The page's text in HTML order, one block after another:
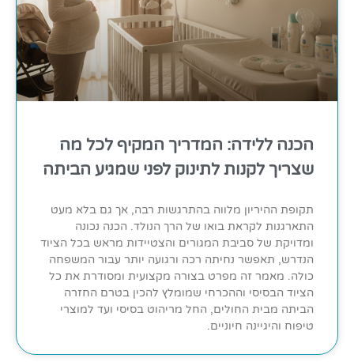
הכנה ללידה: המדריך המקיף לכל מה
שצריך לקנות לתינוק לפני שמגיע הביתה
תקופת ההיריון מלווה בהתרגשות רבה, אך גם בלא מעט
התארגנות לקראת בואו של הרך הנולד. הכנה נכונה
ומדויקת של סביבת המגורים והצטיידות מראש בכל הציוד
הנדרש, תאפשר נחיתה רכה ורגועה יותר עבור המשפחה
כולה. מאמר זה מפרט בצורה מקצועית ומסודרת את כל
הציוד הבסיסי וההכרחי שמומלץ להכין בטרם החזרה
הביתה מבית החולים, החל מריהוט בסיסי ועד למוצרי
טיפוח והיגיינה חיוניים.